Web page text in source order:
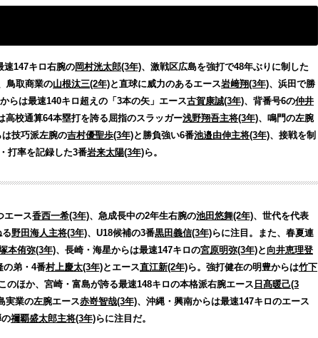
速147キロ右腕の岡村洸太郎(3年)、激戦区広島を強打で48年ぶりに制した
鳥取商業の山根汰三(2年)と直球に威力のあるエース岩﨑翔(3年)、浜田で勝
らは最速140キロ超えの「3本の矢」エース古賀康誠(3年)、背番号6の仲井
高校通算64本塁打を誇る屈指のスラッガー浅野翔吾主将(3年)、鳴門の左腕
技巧派左腕の吉村優聖歩(3年)と勝負強い6番池邉由伸主将(3年)、接戦を制
打率を記録した3番岩来太陽(3年)ら。
エース香西一希(3年)、急成長中の2年生右腕の池田悠舞(2年)、世代を代表
野田海人主将(3年)、U18候補の3番黒田義信(3年)らに注目。また、春夏連
本侑弥(3年)、長崎・海星からは最速147キロの宮原明弥(3年)と 向井恵理登
の弟・4番村上慶太(3年)とエース直江新(2年)ら。強打健在の明豊からは竹下
のほか、宮崎・富島が誇る最速148キロの本格派右腕エース 日髙暖己(3
実業の左腕エース赤嵜智哉(3年)、沖縄・興南からは最速147キロのエース
禰覇盛太郎主将(3年)らに注目だ。